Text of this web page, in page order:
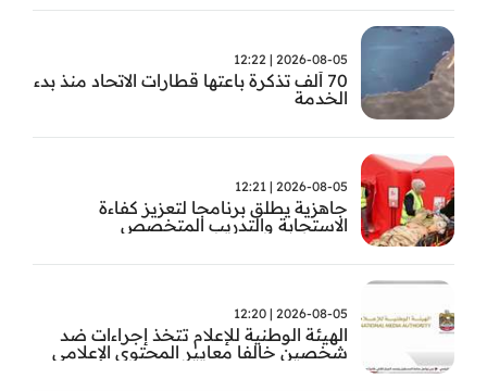
2026-08-05 | 12:22
70 ألف تذكرة باعتها قطارات الاتحاد منذ بدء
الخدمة
2026-08-05 | 12:21
جاهزية يطلق برنامجا لتعزيز كفاءة
الاستجابة والتدريب المتخصص
2026-08-05 | 12:20
الهيئة الوطنية للإعلام تتخذ إجراءات ضد
شخصين خالفا معايير المحتوى الإعلامي